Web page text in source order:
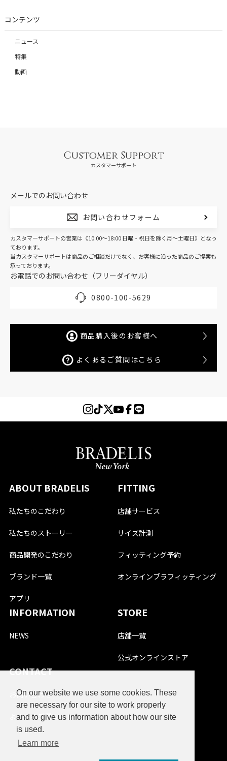
コンテンツ
ニュース
特集
動画
Customer Support
カスタマーサポート
メールでのお問い合わせ
お問い合わせフォーム
カスタマーサポートの営業は《10:00～18:00 日曜・祝日を除く月～土曜日》となっ
ております。
当カスタマーサポートは商品のご相談だけでなく、お客様に沿った商品のご提案も
承っております。
お電話でのお問い合わせ（フリーダイヤル）
0800-100-5629
商品購入後のお客様へ
よくあるご質問はこちら
ABOUT BRADELIS
私たちのこだわり
私たちのストーリー
商品開発のこだわり
ブランド一覧
アプリ
FITTING
店舗サービス
サイズ計測
フィッティング予約
オンラインブラフィッティング
INFORMATION
NEWS
STORE
店舗一覧
公式オンラインストア
CONTACT
お問い合わせ
よくあるご質問
On our website we use some cookies. These
are necessary for our site to work properly
and to give us information about how our site
is used.
Learn more